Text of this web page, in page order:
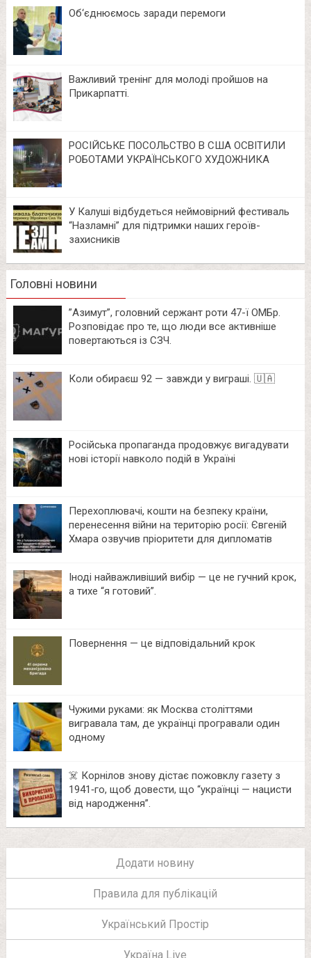
Об‘єднюємось заради перемоги
Важливий тренінг для молоді пройшов на
Прикарпатті.
РОСІЙСЬКЕ ПОСОЛЬСТВО В США ОСВІТИЛИ
РОБОТАМИ УКРАЇНСЬКОГО ХУДОЖНИКА
У Калуші відбудеться неймовірний фестиваль
“Назламні” для підтримки наших героїв-
захисників
Головні новини
⁨”Азимут”, головний сержант роти 47-ї ОМБр.
Розповідає про те, що люди все активніше
повертаються із СЗЧ.
Коли обираєш 92 — завжди у виграші. 🇺🇦
Російська пропаганда продовжує вигадувати
нові історії навколо подій в Україні
Перехоплювачі, кошти на безпеку країни,
перенесення війни на територію росії: Євгеній
Хмара озвучив пріоритети для дипломатів
Іноді найважливіший вибір — це не гучний крок,
а тихе “я готовий”.
Повернення — це відповідальний крок
Чужими руками: як Москва століттями
вигравала там, де українці програвали один
одному
☠️ Корнілов знову дістає пожовклу газету з
1941‑го, щоб довести, що “українці — нацисти
від народження”.
Додати новину
Правила для публікацій
Український Простір
Україна Live